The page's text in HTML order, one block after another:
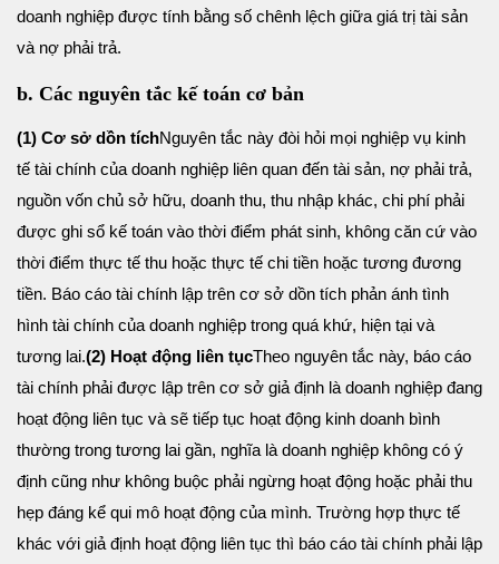
doanh nghiệp được tính bằng số chênh lệch giữa giá trị tài sản
và nợ phải trả.
b. Các nguyên tắc kế toán cơ bản
(1) Cơ sở dồn tíchNguyên tắc này đòi hỏi mọi nghiệp vụ kinh
tế tài chính của doanh nghiệp liên quan đến tài sản, nợ phải trả,
nguồn vốn chủ sở hữu, doanh thu, thu nhập khác, chi phí phải
được ghi sổ kế toán vào thời điểm phát sinh, không căn cứ vào
thời điểm thực tế thu hoặc thực tế chi tiền hoặc tương đương
tiền. Báo cáo tài chính lập trên cơ sở dồn tích phản ánh tình
hình tài chính của doanh nghiệp trong quá khứ, hiện tại và
tương lai.(2) Hoạt động liên tụcTheo nguyên tắc này, báo cáo
tài chính phải được lập trên cơ sở giả định là doanh nghiệp đang
hoạt động liên tục và sẽ tiếp tục hoạt động kinh doanh bình
thường trong tương lai gần, nghĩa là doanh nghiệp không có ý
định cũng như không buộc phải ngừng hoạt động hoặc phải thu
hẹp đáng kể qui mô hoạt động của mình. Trường hợp thực tế
khác với giả định hoạt động liên tục thì báo cáo tài chính phải lập